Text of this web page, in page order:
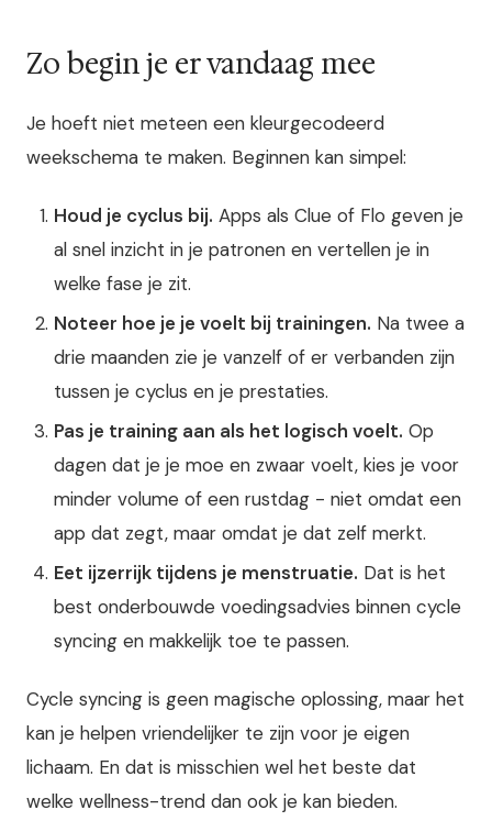
Zo begin je er vandaag mee
Je hoeft niet meteen een kleurgecodeerd
weekschema te maken. Beginnen kan simpel:
Houd je cyclus bij. Apps als Clue of Flo geven je
al snel inzicht in je patronen en vertellen je in
welke fase je zit.
Noteer hoe je je voelt bij trainingen. Na twee a
drie maanden zie je vanzelf of er verbanden zijn
tussen je cyclus en je prestaties.
Pas je training aan als het logisch voelt. Op
dagen dat je je moe en zwaar voelt, kies je voor
minder volume of een rustdag - niet omdat een
app dat zegt, maar omdat je dat zelf merkt.
Eet ijzerrijk tijdens je menstruatie. Dat is het
best onderbouwde voedingsadvies binnen cycle
syncing en makkelijk toe te passen.
Cycle syncing is geen magische oplossing, maar het
kan je helpen vriendelijker te zijn voor je eigen
lichaam. En dat is misschien wel het beste dat
welke wellness-trend dan ook je kan bieden.